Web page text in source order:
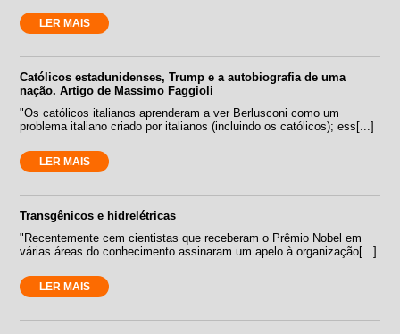
LER MAIS
Católicos estadunidenses, Trump e a autobiografia de uma
nação. Artigo de Massimo Faggioli
"Os católicos italianos aprenderam a ver Berlusconi como um
problema italiano criado por italianos (incluindo os católicos); ess[...]
LER MAIS
Transgênicos e hidrelétricas
"Recentemente cem cientistas que receberam o Prêmio Nobel em
várias áreas do conhecimento assinaram um apelo à organização[...]
LER MAIS